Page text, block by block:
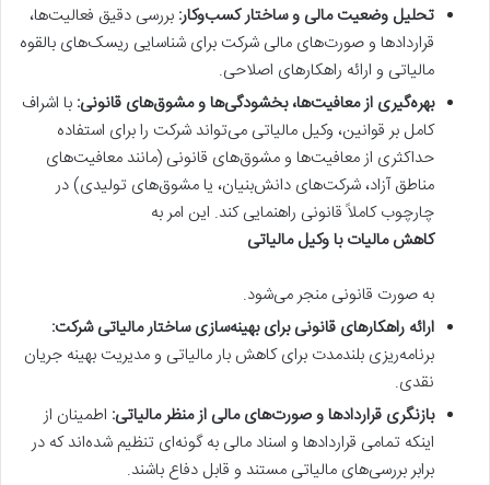
تحلیل وضعیت مالی و ساختار کسب‌وکار: بررسی دقیق فعالیت‌ها،
قراردادها و صورت‌های مالی شرکت برای شناسایی ریسک‌های بالقوه
مالیاتی و ارائه راهکارهای اصلاحی.
بهره‌گیری از معافیت‌ها، بخشودگی‌ها و مشوق‌های قانونی: با اشراف
کامل بر قوانین، وکیل مالیاتی می‌تواند شرکت را برای استفاده
حداکثری از معافیت‌ها و مشوق‌های قانونی (مانند معافیت‌های
مناطق آزاد، شرکت‌های دانش‌بنیان، یا مشوق‌های تولیدی) در
چارچوب کاملاً قانونی راهنمایی کند. این امر به
کاهش مالیات با وکیل مالیاتی
به صورت قانونی منجر می‌شود.
ارائه راهکارهای قانونی برای بهینه‌سازی ساختار مالیاتی شرکت:
برنامه‌ریزی بلندمدت برای کاهش بار مالیاتی و مدیریت بهینه جریان
نقدی.
بازنگری قراردادها و صورت‌های مالی از منظر مالیاتی: اطمینان از
اینکه تمامی قراردادها و اسناد مالی به گونه‌ای تنظیم شده‌اند که در
برابر بررسی‌های مالیاتی مستند و قابل دفاع باشند.